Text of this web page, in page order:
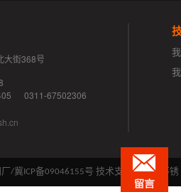
大街368号
0311-67502306
厂/冀ICP备09046155号 技术支持：华美不锈